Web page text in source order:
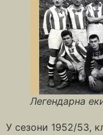
Легендарна
У сезони 1952/53,